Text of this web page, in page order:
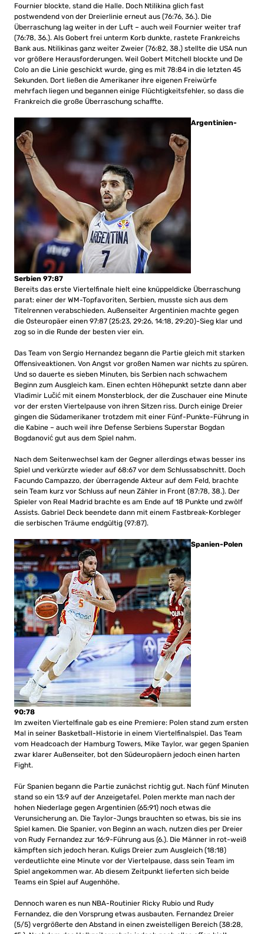
Fournier blockte, stand die Halle. Doch Ntilikina glich fast
postwendend von der Dreierlinie erneut aus (76:76, 36.). Die
Überraschung lag weiter in der Luft – auch weil Fournier weiter traf
(76:78, 36.). Als Gobert frei unterm Korb dunkte, rastete Frankreichs
Bank aus. Ntilikinas ganz weiter Zweier (76:82, 38.) stellte die USA nun
vor größere Herausforderungen. Weil Gobert Mitchell blockte und De
Colo an die Linie geschickt wurde, ging es mit 78:84 in die letzten 45
Sekunden. Dort ließen die Amerikaner ihre eigenen Freiwürfe
mehrfach liegen und begannen einige Flüchtigkeitsfehler, so dass die
Frankreich die große Überraschung schaffte.
Argentinien-
Serbien 97:87
Bereits das erste Viertelfinale hielt eine knüppeldicke Überraschung
parat: einer der WM-Topfavoriten, Serbien, musste sich aus dem
Titelrennen verabschieden. Außenseiter Argentinien machte gegen
die Osteuropäer einen 97:87 (25:23, 29:26, 14:18, 29:20)-Sieg klar und
zog so in die Runde der besten vier ein.
Das Team von Sergio Hernandez begann die Partie gleich mit starken
Offensiveaktionen. Von Angst vor großen Namen war nichts zu spüren.
Und so dauerte es sieben Minuten, bis Serbien nach schwachem
Beginn zum Ausgleich kam. Einen echten Höhepunkt setzte dann aber
Vladimir Lučić mit einem Monsterblock, der die Zuschauer eine Minute
vor der ersten Viertelpause von ihren Sitzen riss. Durch einige Dreier
gingen die Südamerikaner trotzdem mit einer Fünf-Punkte-Führung in
die Kabine – auch weil ihre Defense Serbiens Superstar Bogdan
Bogdanović gut aus dem Spiel nahm.
Nach dem Seitenwechsel kam der Gegner allerdings etwas besser ins
Spiel und verkürzte wieder auf 68:67 vor dem Schlussabschnitt. Doch
Facundo Campazzo, der überragende Akteur auf dem Feld, brachte
sein Team kurz vor Schluss auf neun Zähler in Front (87:78, 38.). Der
Spieler von Real Madrid brachte es am Ende auf 18 Punkte und zwölf
Assists. Gabriel Deck beendete dann mit einem Fastbreak-Korbleger
die serbischen Träume endgültig (97:87).
Spanien-Polen
90:78
Im zweiten Viertelfinale gab es eine Premiere: Polen stand zum ersten
Mal in seiner Basketball-Historie in einem Viertelfinalspiel. Das Team
vom Headcoach der Hamburg Towers, Mike Taylor, war gegen Spanien
zwar klarer Außenseiter, bot den Südeuropäern jedoch einen harten
Fight.
Für Spanien begann die Partie zunächst richtig gut. Nach fünf Minuten
stand so ein 13:9 auf der Anzeigetafel. Polen merkte man nach der
hohen Niederlage gegen Argentinien (65:91) noch etwas die
Verunsicherung an. Die Taylor-Jungs brauchten so etwas, bis sie ins
Spiel kamen. Die Spanier, von Beginn an wach, nutzen dies per Dreier
von Rudy Fernandez zur 16:9-Führung aus (6.). Die Männer in rot-weiß
kämpften sich jedoch heran. Kuligs Dreier zum Ausgleich (18:18)
verdeutlichte eine Minute vor der Viertelpause, dass sein Team im
Spiel angekommen war. Ab diesem Zeitpunkt lieferten sich beide
Teams ein Spiel auf Augenhöhe.
Dennoch waren es nun NBA-Routinier Ricky Rubio und Rudy
Fernandez, die den Vorsprung etwas ausbauten. Fernandez Dreier
(5/5) vergrößerte den Abstand in einen zweistelligen Bereich (38:28,